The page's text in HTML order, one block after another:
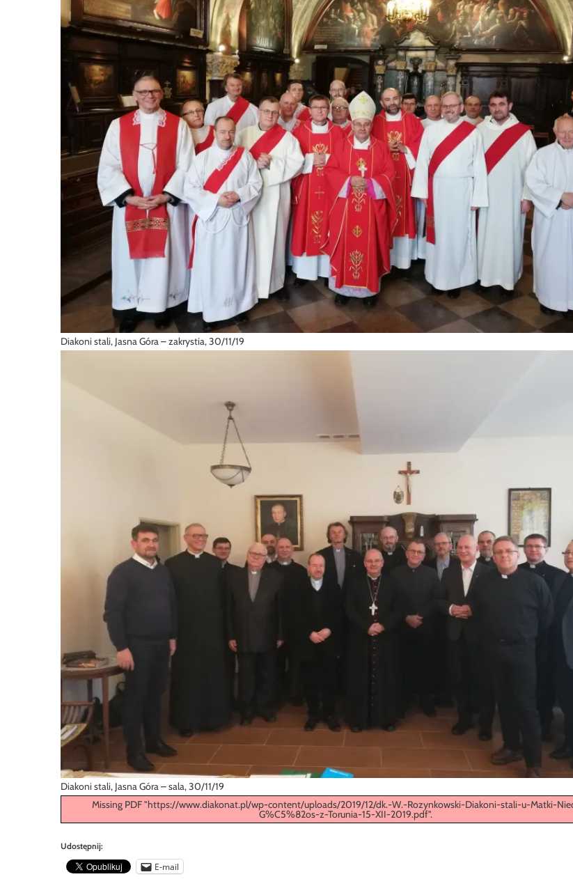
Diakoni stali, Jasna Góra – zakrystia, 30/11/19
Diakoni stali, Jasna Góra – sala, 30/11/19
Missing PDF "https://www.diakonat.pl/wp-content/uploads/2019/12/dk.-W.-Rozynkowski-Diakoni-stali-u-Matki-
G%C5%82os-z-Torunia-15-XII-2019.pdf".
Udostępnij:
E-mail